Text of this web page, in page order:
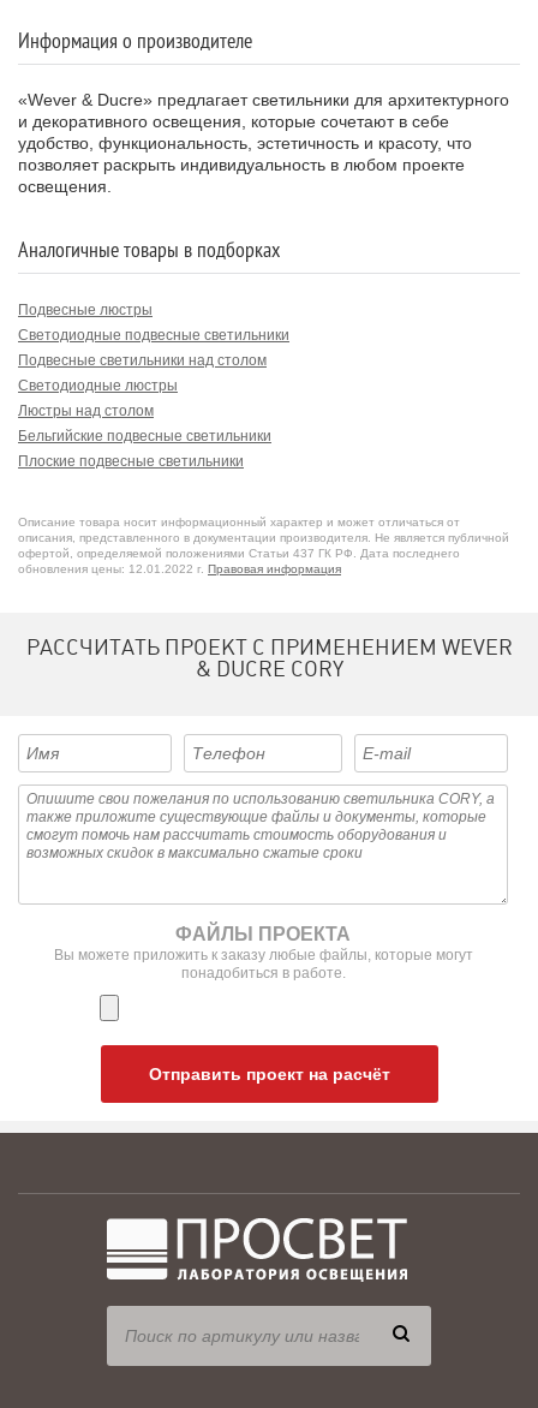
Информация о производителе
«Wever & Ducre» предлагает светильники для архитектурного
и декоративного освещения, которые сочетают в себе
удобство, функциональность, эстетичность и красоту, что
позволяет раскрыть индивидуальность в любом проекте
освещения.
Аналогичные товары в подборках
Подвесные люстры
Светодиодные подвесные светильники
Подвесные светильники над столом
Светодиодные люстры
Люстры над столом
Бельгийские подвесные светильники
Плоские подвесные светильники
Бельгийские люстры
Круглые подвесные светильники
Описание товара носит информационный характер и может отличаться от
описания, представленного в документации производителя. Не является публичной
офертой, определяемой положениями Статьи 437 ГК РФ. Дата последнего
обновления цены: 12.01.2022 г. Правовая информация
РАССЧИТАТЬ ПРОЕКТ С ПРИМЕНЕНИЕМ WEVER
& DUCRE CORY
ФАЙЛЫ ПРОЕКТА
Вы можете приложить к заказу любые файлы, которые могут
понадобиться в работе.
Отправить проект на расчёт